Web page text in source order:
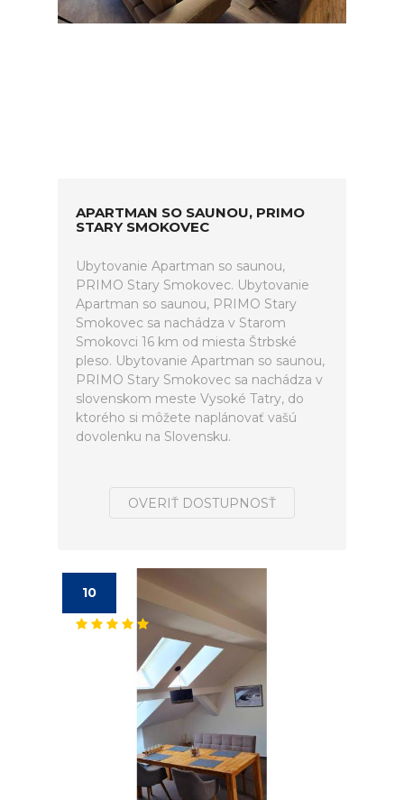
APARTMAN SO SAUNOU, PRIMO
STARY SMOKOVEC
Ubytovanie Apartman so saunou,
PRIMO Stary Smokovec. Ubytovanie
Apartman so saunou, PRIMO Stary
Smokovec sa nachádza v Starom
Smokovci 16 km od miesta Štrbské
pleso. Ubytovanie Apartman so saunou,
PRIMO Stary Smokovec sa nachádza v
slovenskom meste Vysoké Tatry, do
ktorého si môžete naplánovať vašú
dovolenku na Slovensku.
OVERIŤ DOSTUPNOSŤ
10